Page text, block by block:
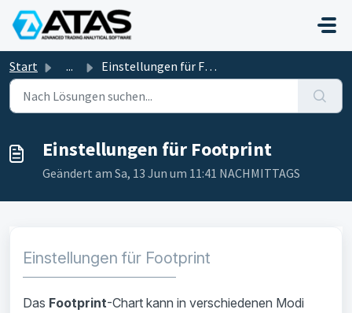
Zum hauptsächlichen Inhalt gehen
Start ... Einstellungen für Footprint
Einstellungen für Footprint
Geändert am Sa, 13 Jun um 11:41 NACHMITTAGS
Einstellungen für Footprint
Das Footprint-Chart kann in verschiedenen Modi